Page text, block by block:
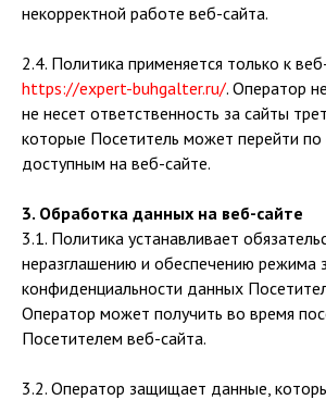
некорректной работе веб-сайта.
2.4. Политика применяется только к
https://expert-buhgalter.ru/. Оператор
не несет ответственность за сайты
которые Посетитель может перейти по
доступным на веб-сайте.
3. Обработка данных на веб-сайте
3.1. Политика устанавливает
неразглашению и обеспечению режима
конфиденциальности данных
Оператор может получить во время
Посетителем веб-сайта.
3.2. Оператор защищает данные,